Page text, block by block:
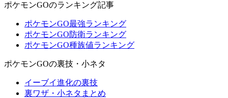
ポケモンGOのランキング記事
ポケモンGO最強ランキング
ポケモンGO防衛ランキング
ポケモンGO種族値ランキング
ポケモンGOの裏技・小ネタ
イーブイ進化の裏技
裏ワザ・小ネタまとめ